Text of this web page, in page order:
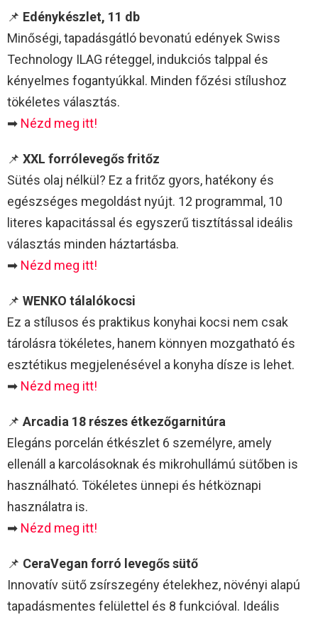
📌 Edénykészlet, 11 db
Minőségi, tapadásgátló bevonatú edények Swiss
Technology ILAG réteggel, indukciós talppal és
kényelmes fogantyúkkal. Minden főzési stílushoz
tökéletes választás.
➡ Nézd meg itt!
📌 XXL forrólevegős fritőz
Sütés olaj nélkül? Ez a fritőz gyors, hatékony és
egészséges megoldást nyújt. 12 programmal, 10
literes kapacitással és egyszerű tisztítással ideális
választás minden háztartásba.
➡ Nézd meg itt!
📌 WENKO tálalókocsi
Ez a stílusos és praktikus konyhai kocsi nem csak
tárolásra tökéletes, hanem könnyen mozgatható és
esztétikus megjelenésével a konyha dísze is lehet.
➡ Nézd meg itt!
📌 Arcadia 18 részes étkezőgarnitúra
Elegáns porcelán étkészlet 6 személyre, amely
ellenáll a karcolásoknak és mikrohullámú sütőben is
használható. Tökéletes ünnepi és hétköznapi
használatra is.
➡ Nézd meg itt!
📌 CeraVegan forró levegős sütő
Innovatív sütő zsírszegény ételekhez, növényi alapú
tapadásmentes felülettel és 8 funkcióval. Ideális